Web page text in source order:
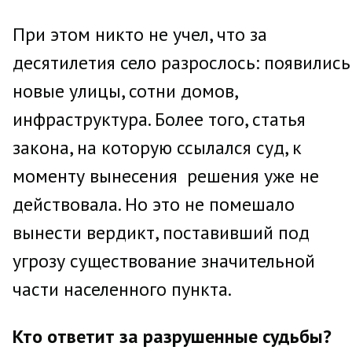
При этом никто не учел, что за
десятилетия село разрослось: появились
новые улицы, сотни домов,
инфраструктура. Более того, статья
закона, на которую ссылался суд, к
моменту вынесения решения уже не
действовала. Но это не помешало
вынести вердикт, поставивший под
угрозу существование значительной
части населенного пункта.
Кто ответит за разрушенные судьбы?